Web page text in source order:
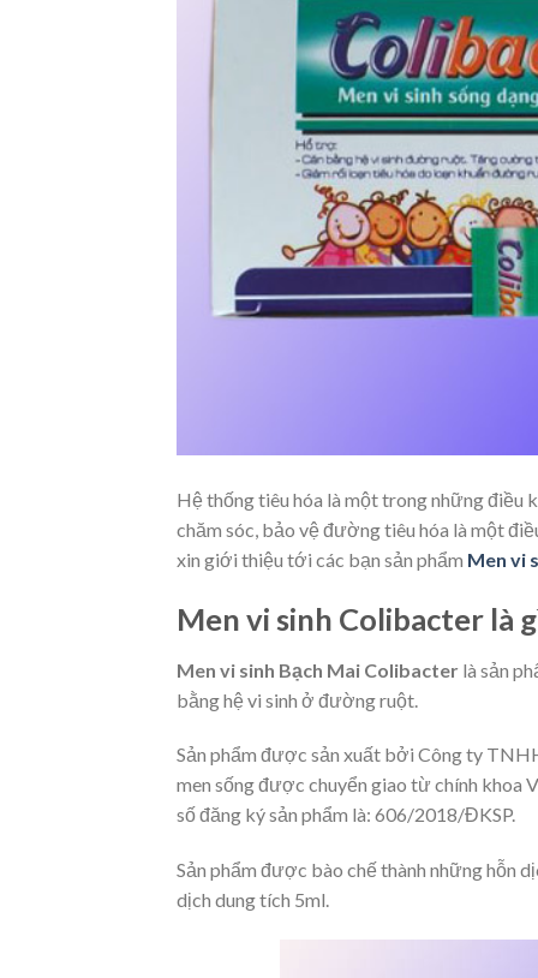
Hệ thống tiêu hóa là một trong những điều
chăm sóc, bảo vệ đường tiêu hóa là một
xin giới thiệu tới các bạn sản phẩm Men vi
Men vi sinh Colibacter là
Men vi sinh Bạch Mai Colibacter là sản
bằng hệ vi sinh ở đường ruột.
Sản phẩm được sản xuất bởi Công ty
men sống được chuyển giao từ chính khoa
số đăng ký sản phẩm là: 606/2018/ĐKSP.
Sản phẩm được bào chế thành những hỗn
dịch dung tích 5ml.